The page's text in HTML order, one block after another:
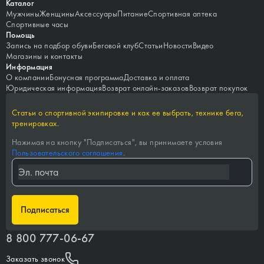
Каталог
МужчиныЖенщиныАксессуарыПитаниеСпортивная аптека
Спортивные часы
Помощь
Запись на подбор обувиБеговой клубСтатьиНовостиВидео
Магазины и контакты
Информация
О компанииБонусная программаДоставка и оплата
Юридическая информацияВозврат онлайн-заказовВозврат покупок
Статьи о спортивной экипировке и как ее выбрать, технике бега,
тренировках.
Нажимая на кнопку "Подписаться", вы принимаете условия
Пользовательского соглашения.
Подписаться
8 800 777-06-67
Заказать звонок